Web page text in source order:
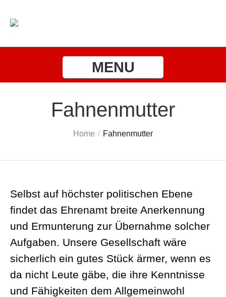
MENU
Fahnenmutter
Home / Fahnenmutter
Selbst auf höchster politischen Ebene
findet das Ehrenamt breite Anerkennung
und Ermunterung zur Übernahme solcher
Aufgaben. Unsere Gesellschaft wäre
sicherlich ein gutes Stück ärmer, wenn es
da nicht Leute gäbe, die ihre Kenntnisse
und Fähigkeiten dem Allgemeinwohl